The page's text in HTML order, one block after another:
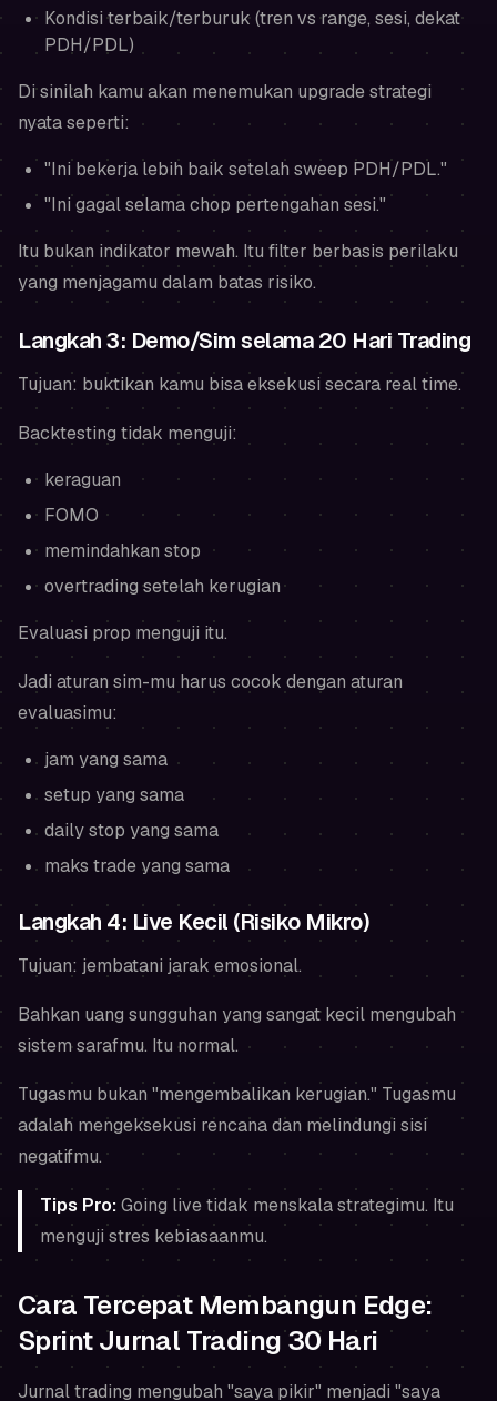
Kondisi terbaik/terburuk (tren vs range, sesi, dekat
PDH/PDL)
Di sinilah kamu akan menemukan upgrade strategi
nyata seperti:
"Ini bekerja lebih baik setelah sweep PDH/PDL."
"Ini gagal selama chop pertengahan sesi."
Itu bukan indikator mewah. Itu filter berbasis perilaku
yang menjagamu dalam batas risiko.
Langkah 3: Demo/Sim selama 20 Hari Trading
Tujuan: buktikan kamu bisa eksekusi secara real time.
Backtesting tidak menguji:
keraguan
FOMO
memindahkan stop
overtrading setelah kerugian
Evaluasi prop menguji itu.
Jadi aturan sim-mu harus cocok dengan aturan
evaluasimu:
jam yang sama
setup yang sama
daily stop yang sama
maks trade yang sama
Langkah 4: Live Kecil (Risiko Mikro)
Tujuan: jembatani jarak emosional.
Bahkan uang sungguhan yang sangat kecil mengubah
sistem sarafmu. Itu normal.
Tugasmu bukan "mengembalikan kerugian." Tugasmu
adalah mengeksekusi rencana dan melindungi sisi
negatifmu.
Tips Pro:Going live tidak menskala strategimu. Itu
menguji stres kebiasaanmu.
Cara Tercepat Membangun Edge:
Sprint Jurnal Trading 30 Hari
Jurnal trading mengubah "saya pikir" menjadi "saya